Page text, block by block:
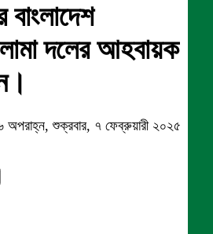
বাংলাদেশ
দলের আহবায়ক
শুক্রবার, ৭ ফেব্রুয়ারী ২০২৫